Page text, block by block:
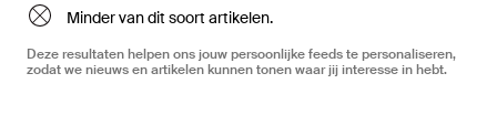
Minder van dit soort artikelen.
Deze resultaten helpen ons jouw persoonlijke feeds te personaliseren,
zodat we nieuws en artikelen kunnen tonen waar jij interesse in hebt.